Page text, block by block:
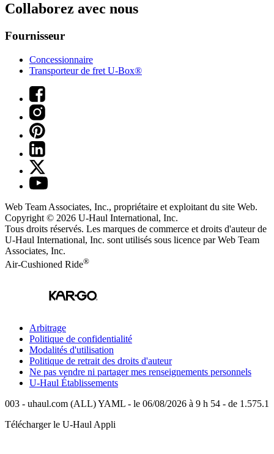
Collaborez avec nous
Fournisseur
Concessionnaire
Transporteur de fret U-Box®
Web Team Associates, Inc., propriétaire et exploitant du site Web.
Copyright © 2026 U-Haul International, Inc.
Tous droits réservés. Les marques de commerce et droits d'auteur de
U-Haul International, Inc. sont utilisés sous licence par Web Team
Associates, Inc.
Air-Cushioned Ride®
Arbitrage
Politique de confidentialité
Modalités d'utilisation
Politique de retrait des droits d'auteur
Ne pas vendre ni partager mes renseignements personnels
U-Haul Établissements
003 - uhaul.com (ALL) YAML - le 06/08/2026 à 9 h 54 - de 1.575.1
Télécharger le U-Haul Appli